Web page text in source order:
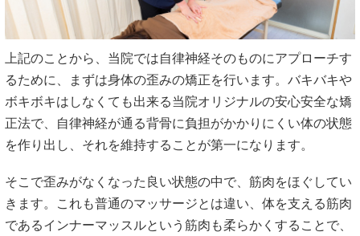
上記のことから、当院では自律神経そのものにアプローチす
るために、まずは身体の歪みの矯正を行います。バキバキや
ボキボキはしなくても出来る当院オリジナルの安心安全な矯
正法で、自律神経が通る背骨に負担がかかりにくい体の状態
を作り出し、それを維持することが第一になります。
そこで歪みがなくなった良い状態の中で、筋肉をほぐしてい
きます。これも普通のマッサージとは違い、体を支える筋肉
であるインナーマッスルという筋肉も柔らかくすることで、